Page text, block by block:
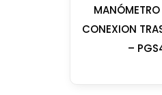
CONEXION
–